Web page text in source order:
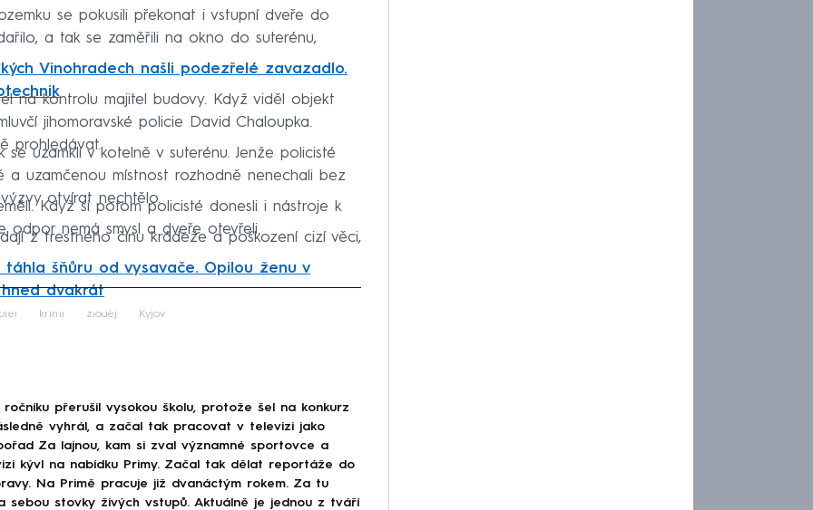
se pokusili překonat i vstupní dveře do
a tak se zaměřili na okno do suterénu,
Vinohradech našli podezřelé zavazadlo.
na kontrolu majitel budovy. Když viděl objekt
jihomoravské policie David Chaloupka.
prohledávat.
uzamkli v kotelně v suterénu. Jenže policisté
a uzamčenou místnost rozhodně nenechali bez
otvírat nechtělo.
Když si potom policisté donesli i nástroje k
odpor nemá smysl a dveře otevřeli.
z trestného činu krádeže a poškození cizí věci,
táhla šňůru od vysavače. Opilou ženu v
dvakrát
to fetch
krimi zloděj Kyjov
přerušil vysokou školu, protože šel na konkurz
vyhrál, a začal tak pracovat v televizi jako
Za lajnou, kam si zval významné sportovce a
kývl na nabídku Primy. Začal tak dělat reportáže do
Na Primě pracuje již dvanáctým rokem. Za tu
stovky živých vstupů. Aktuálně je jednou z tváří